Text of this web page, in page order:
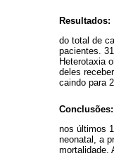
Resultados:
do total de
pacientes.
Heterotaxia
deles
caindo para
Conclusões:
nos últimos
neonatal, a
mortalidade.